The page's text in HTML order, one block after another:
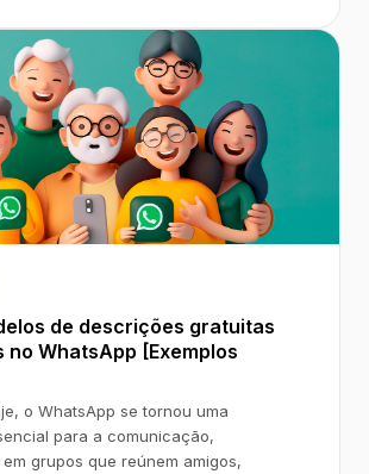
de descrições gratuitas
no WhatsApp [Exemplos
o WhatsApp se tornou uma
para a comunicação,
grupos que reúnem amigos,